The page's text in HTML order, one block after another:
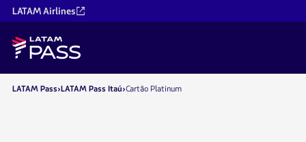
LATAM Airlines
LATAM Pass LATAM Pass Itaú Cartão Platinum